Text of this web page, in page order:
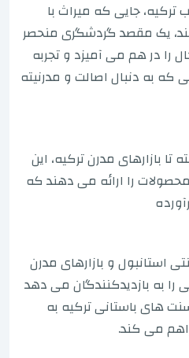
ترکیه، جایی که میراث با
یک مقصد گردشگری منحصر
در هم می آمیزد و تجربه
که به دنبال اصالت و مدرنیته
تا بازارهای مدرن ترکیه، این
را ارائه می دهند که
استانبول و بازارهای مدرن
را به بازدیدکنندگان می دهد
های باستانی ترکیه به
می کند.